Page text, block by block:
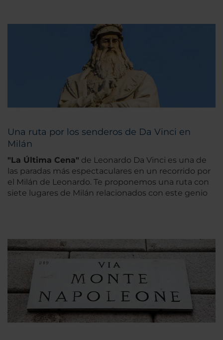
Una ruta por los senderos de Da Vinci en
Milán
"La Última Cena" de Leonardo Da Vinci es una de
las paradas más espectaculares en un recorrido por
el Milán de Leonardo. Te proponemos una ruta con
siete lugares de Milán relacionados con este genio